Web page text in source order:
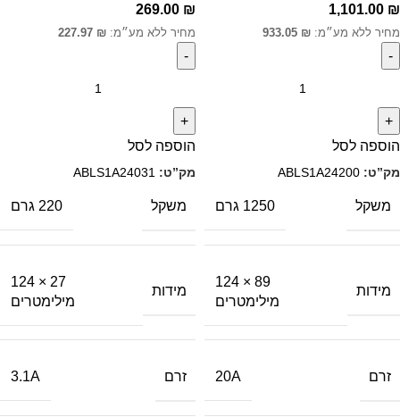
1,101.00 ₪
מחיר ללא מע״מ: 933.05 ₪
הוספה לסל
מק”ט: ABLS1A24200
משקל 1250 גרם
מידות
89 × 124
מילימטרים
זרם 20A
269.00 ₪
מחיר ללא מע״מ: 227.97 ₪
הוספה לסל
מק”ט: ABLS1A24031
משקל 220 גרם
מידות
27 × 124
מילימטרים
זרם 3.1A